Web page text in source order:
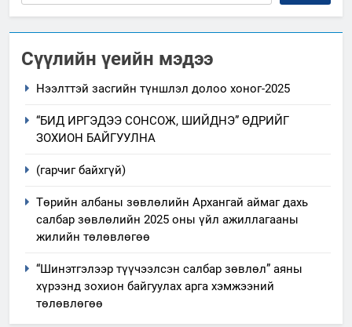
Сүүлийн үеийн мэдээ
Нээлттэй засгийн түншлэл долоо хоног-2025
“БИД ИРГЭДЭЭ СОНСОЖ, ШИЙДНЭ” ӨДРИЙГ
ЗОХИОН БАЙГУУЛНА
(гарчиг байхгүй)
Төрийн албаны зөвлөлийн Архангай аймаг дахь
салбар зөвлөлийн 2025 оны үйл ажиллагааны
жилийн төлөвлөгөө
“Шинэтгэлээр түүчээлсэн салбар зөвлөл” аяны
хүрээнд зохион байгуулах арга хэмжээний
төлөвлөгөө